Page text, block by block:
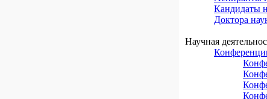
Кандидаты
Доктора
Научная